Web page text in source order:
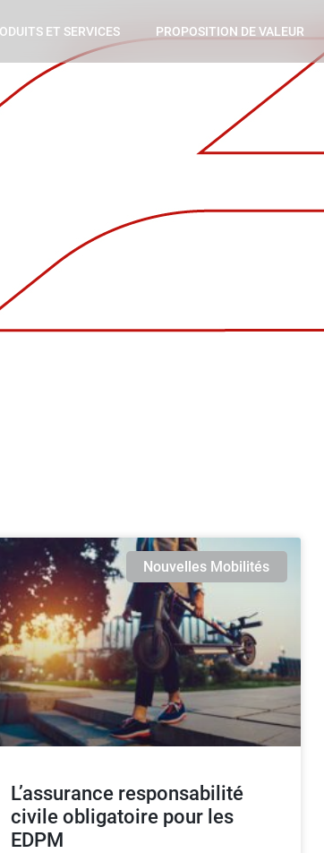
ET SERVICES PROPOSITION DE VALEUR
Nouvelles Mobilités
L’assurance responsabilité
civile obligatoire pour les
EDPM